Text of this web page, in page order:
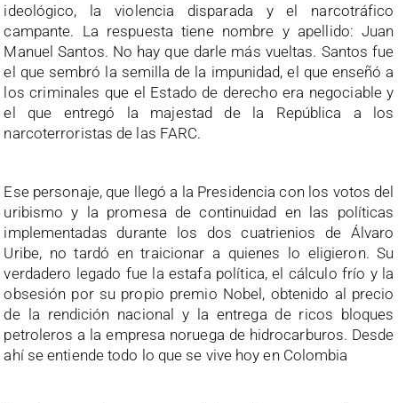
ideológico, la violencia disparada y el narcotráfico
campante. La respuesta tiene nombre y apellido: Juan
Manuel Santos. No hay que darle más vueltas. Santos fue
el que sembró la semilla de la impunidad, el que enseñó a
los criminales que el Estado de derecho era negociable y
el que entregó la majestad de la República a los
narcoterroristas de las FARC.
Ese personaje, que llegó a la Presidencia con los votos del
uribismo y la promesa de continuidad en las políticas
implementadas durante los dos cuatrienios de Álvaro
Uribe, no tardó en traicionar a quienes lo eligieron. Su
verdadero legado fue la estafa política, el cálculo frío y la
obsesión por su propio premio Nobel, obtenido al precio
de la rendición nacional y la entrega de ricos bloques
petroleros a la empresa noruega de hidrocarburos. Desde
ahí se entiende todo lo que se vive hoy en Colombia